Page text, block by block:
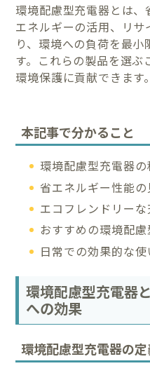
環境配慮型充電器とは
エネルギーの活用、リ
り、環境への負荷を最
す。これらの製品を選
環境保護に貢献できます。
本記事で分かること
環境配慮型充電器
省エネルギー性能
エコフレンドリー
おすすめの環境配
日常での効果的な使
環境配慮型充電器
への効果
環境配慮型充電器の